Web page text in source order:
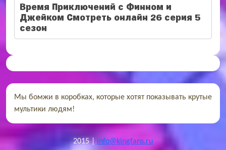
Время Приключений с Финном и
Джейком Смотреть онлайн 26 серия 5
сезон
Мы бомжи в коробках, которые хотят показывать крутые
мультики людям!
2015 |info@kingfans.ru